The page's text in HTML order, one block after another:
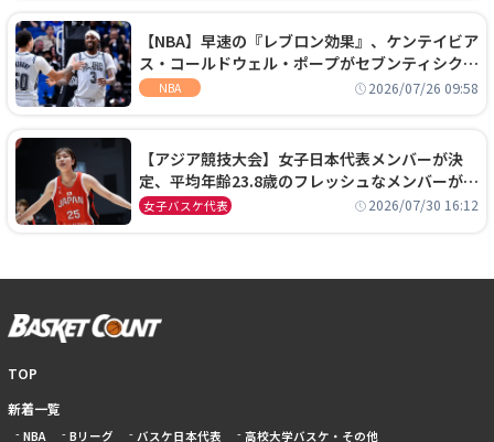
【NBA】早速の『レブロン効果』、ケンテイビア
ス・コールドウェル・ポープがセブンティシクサ
ーズに1年契約で加入
NBA 2026/07/26 09:58
【アジア競技大会】女子日本代表メンバーが決
定、平均年齢23.8歳のフレッシュなメンバーが日
本開催の大舞台で頂点を狙う
女子バスケ代表 2026/07/30 16:12
TOP
新着一覧
NBA Bリーグ バスケ日本代表 高校大学バスケ・その他